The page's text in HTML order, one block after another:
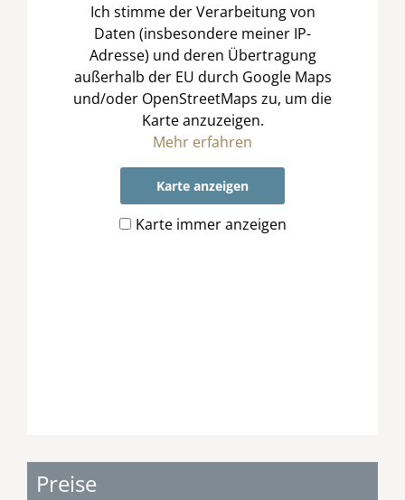
Ich stimme der Verarbeitung von
Daten (insbesondere meiner IP-
Adresse) und deren Übertragung
außerhalb der EU durch Google Maps
und/oder OpenStreetMaps zu, um die
Karte anzuzeigen.
Mehr erfahren
Karte anzeigen
Karte immer anzeigen
Preise